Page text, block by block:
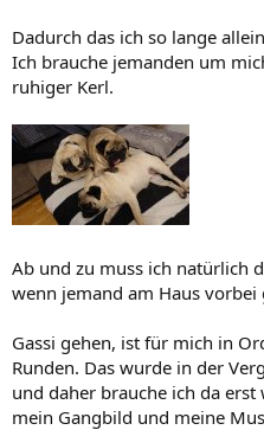
Dadurch das ich so lange
Ich brauche jemanden um
ruhiger Kerl.
Ab und zu muss ich natürlich
wenn jemand am Haus vorbei
Gassi gehen, ist für mich in
Runden. Das wurde in der
und daher brauche ich da
mein Gangbild und meine